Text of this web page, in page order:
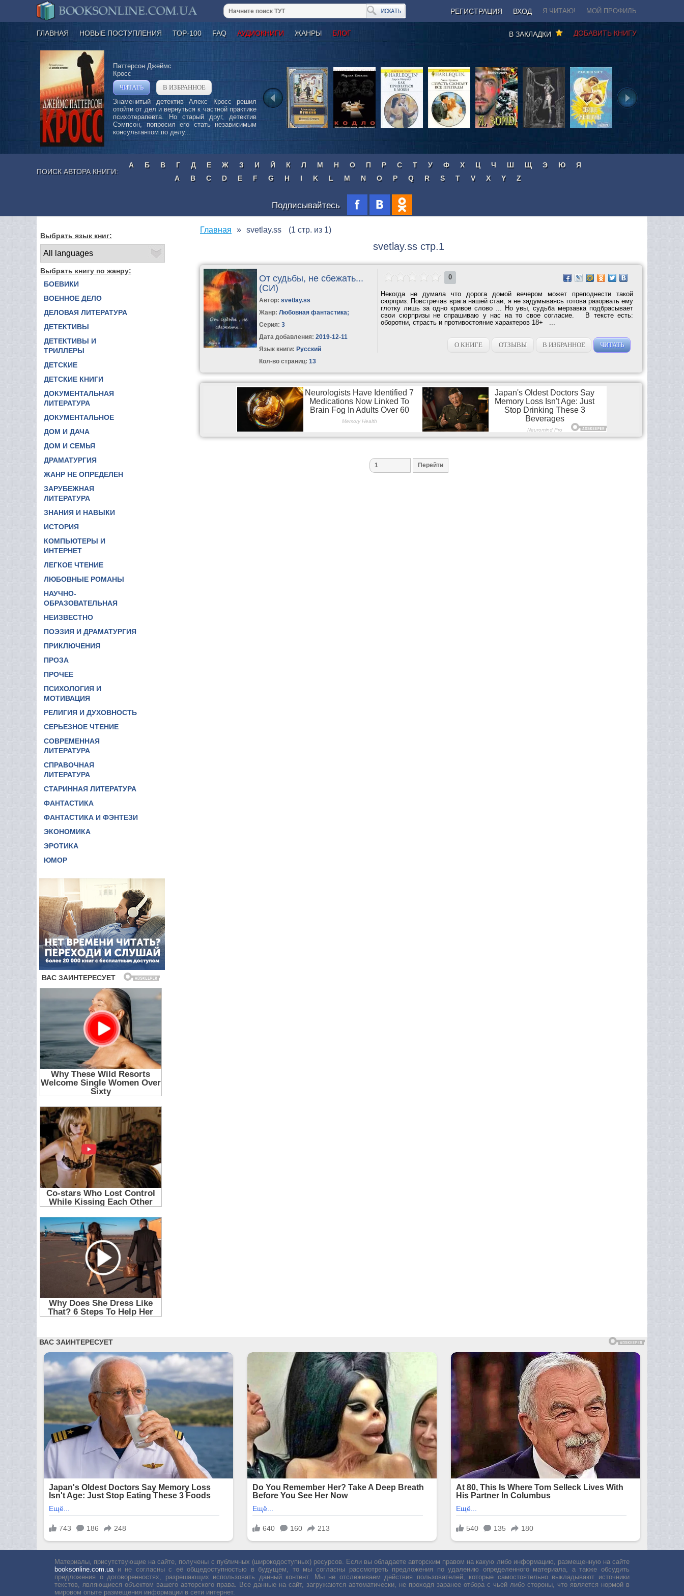
РЕГИСТРАЦИЯ ВХОД Я ЧИТАЮ! МОЙ ПРОФИЛЬ
ГЛАВНАЯ НОВЫЕ ПОСТУПЛЕНИЯ ТОР-100 FAQ АУДИОКНИГИ ЖАНРЫ БЛОГ ДОБАВИТЬ КНИГУ
В ЗАКЛАДКИ
Паттерсон Джеймс
Кросс
ЧИТАТЬ
В ИЗБРАННОЕ
Знаменитый детектив Алекс Кросс решил
отойти от дел и вернуться к частной практике
психотерапевта. Но старый друг, детектив
Сэмпсон, попросил его стать независимым
консультантом по делу...
ПОИСК АВТОРА КНИГИ:
А Б В Г Д Е Ж З И Й К Л М Н О П Р С Т У Ф Х Ц Ч Ш Щ Э Ю
Я
A
B C D E F G H I K L M N O P Q R S T V X Y Z
Подписывайтесь
Выбрать язык книг:
Выбрать книгу по жанру:
БОЕВИКИ
ВОЕННОЕ ДЕЛО
ДЕЛОВАЯ ЛИТЕРАТУРА
ДЕТЕКТИВЫ
ДЕТЕКТИВЫ И
ТРИЛЛЕРЫ
ДЕТСКИЕ
ДЕТСКИЕ КНИГИ
ДОКУМЕНТАЛЬНАЯ
ЛИТЕРАТУРА
ДОКУМЕНТАЛЬНОЕ
ДОМ И ДАЧА
ДОМ И СЕМЬЯ
ДРАМАТУРГИЯ
ЖАНР НЕ ОПРЕДЕЛЕН
ЗАРУБЕЖНАЯ
ЛИТЕРАТУРА
ЗНАНИЯ И НАВЫКИ
ИСТОРИЯ
КОМПЬЮТЕРЫ И
ИНТЕРНЕТ
ЛЕГКОЕ ЧТЕНИЕ
ЛЮБОВНЫЕ РОМАНЫ
НАУЧНО-
ОБРАЗОВАТЕЛЬНАЯ
НЕИЗВЕСТНО
ПОЭЗИЯ И ДРАМАТУРГИЯ
ПРИКЛЮЧЕНИЯ
ПРОЗА
ПРОЧЕЕ
ПСИХОЛОГИЯ И
МОТИВАЦИЯ
РЕЛИГИЯ И ДУХОВНОСТЬ
СЕРЬЕЗНОЕ ЧТЕНИЕ
СОВРЕМЕННАЯ
ЛИТЕРАТУРА
СПРАВОЧНАЯ
ЛИТЕРАТУРА
СТАРИННАЯ ЛИТЕРАТУРА
ФАНТАСТИКА
ФАНТАСТИКА И ФЭНТЕЗИ
ЭКОНОМИКА
ЭРОТИКА
ЮМОР
Главная svetlay.ss (1 стр. из 1)
svetlay.ss стр.1
От судьбы, не сбежать...
(СИ)
Автор:svetlay.ss
Жанр: Любовная фантастика;
Серия:3
Дата добавления: 2019-12-11
Язык книги: Русский
Кол-во страниц: 13
0
Некогда не думала что дорога домой вечером может преподнести такой
сюрприз. Повстречав врага нашей стаи, я не задумываясь готова разорвать ему
глотку лишь за одно кривое слово ... Но увы, судьба мерзавка подбрасывает
свои сюрпризы не спрашиваю у нас на то свое согласие. В тексте есть:
оборотни, страсть и противостояние характеров 18+ ...
О КНИГЕ ОТЗЫВЫ В ИЗБРАННОЕ ЧИТАТЬ
Материалы, присутствующие на сайте, получены с публичных (широкодоступных) ресурсов. Если вы обладаете авторским правом на какую либо информацию, размещенную на сайте
booksonline.com.uaи не согласны с её общедоступностью в будущем, то мы согласны рассмотреть предложения по удалению определенного материала, а также обсудить
предложения о договоренностях, разрешающих использовать данный контент. Мы не отслеживаем действия пользователей, которые самостоятельно выкладывают источники
текстов, являющиеся объектом вашего авторского права. Все данные на сайт, загружаются автоматически, не проходя заранее отбора с чьей либо стороны, что является нормой в
мировом опыте размещения информации в сети интернет.